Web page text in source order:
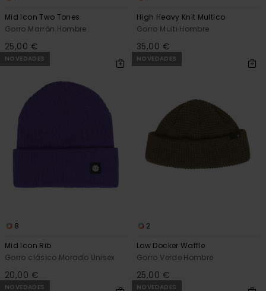
Mid Icon Two Tones
Gorro Marrón Hombre
25,00 €
High Heavy Knit Multico
Gorro Multi Hombre
35,00 €
NOVEDADES
8
Mid Icon Rib
Gorro clásico Morado Unisex
20,00 €
NOVEDADES
2
Low Docker Waffle
Gorro Verde Hombre
25,00 €
NOVEDADES NOVEDADES